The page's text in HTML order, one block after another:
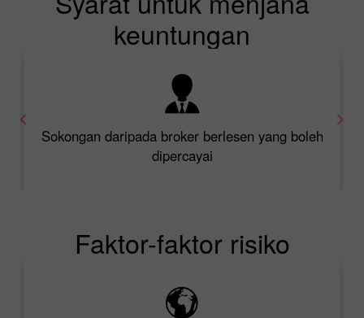
keuntungan
Sokongan daripada broker berlesen yang boleh
dipercayai
Faktor-faktor risiko